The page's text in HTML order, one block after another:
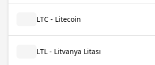
LTC - Litecoin
LTL - Litvanya Litası